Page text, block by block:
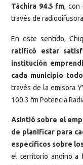
Táchira 94.5 fm, con
través de
En este sentido,
ratificó estar
institución
cada municipio
través de la emisora
100.3 fm Potencia
Asintió sobre el
de planificar para
específicos sobre
el territorio andino a